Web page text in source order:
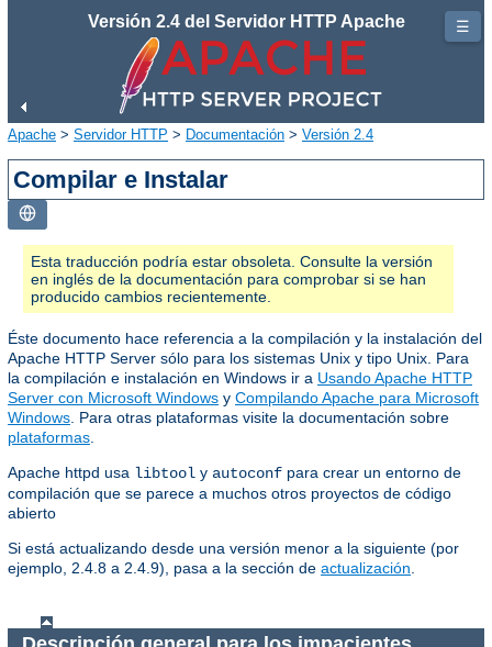
Versión 2.4 del Servidor HTTP Apache
Apache > Servidor HTTP > Documentación > Versión 2.4
Compilar e Instalar
Esta traducción podría estar obsoleta. Consulte la versión
en inglés de la documentación para comprobar si se han
producido cambios recientemente.
Éste documento hace referencia a la compilación y la instalación del
Apache HTTP Server sólo para los sistemas Unix y tipo Unix. Para
la compilación e instalación en Windows ir a Usando Apache HTTP
Server con Microsoft Windows y Compilando Apache para Microsoft
Windows . Para otras plataformas visite la documentación sobre
plataformas
Apache httpd usa libtool y autoconf para crear un entorno de
compilación que se parece a muchos otros proyectos de código
abierto
Si está actualizando desde una versión menor a la siguiente (por
ejemplo, 2.4.8 a 2.4.9), pasa a la sección de actualización
☰